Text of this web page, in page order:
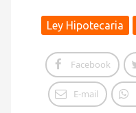
Ley Hipotecaria
Facebook
E-mail